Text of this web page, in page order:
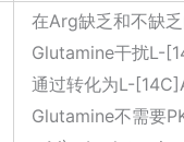
在Arg缺乏和不缺
Glutamine干扰L-
通过转化为L-
Glutamine不需要